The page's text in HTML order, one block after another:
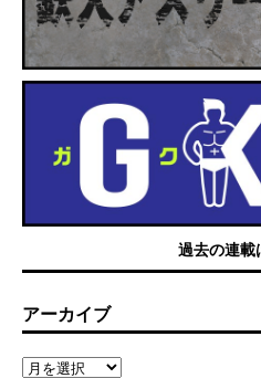
過去の連載
アーカイブ